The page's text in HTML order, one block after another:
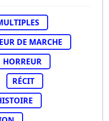
DE MARCHE
HORREUR
RÉCIT